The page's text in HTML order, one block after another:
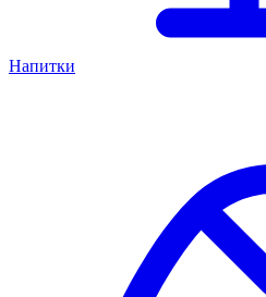
Напитки